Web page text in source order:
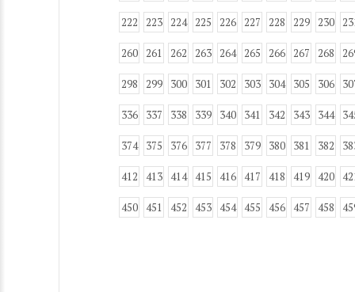
222 223 224 225 226 227 228 229 230
260 261 262 263 264 265 266 267 268
298 299 300 301 302 303 304 305 306
336 337 338 339 340 341 342 343 344
374 375 376 377 378 379 380 381 382
412 413 414 415 416 417 418 419 420
450 451 452 453 454 455 456 457 458